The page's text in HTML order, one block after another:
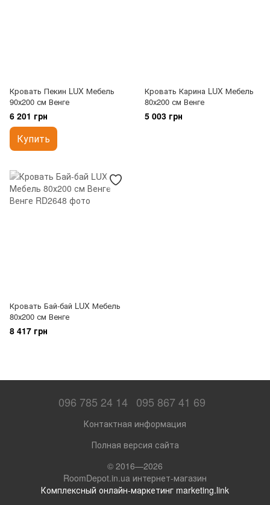
Кровать Пекин LUX Мебель
90х200 см Венге
6 201 грн
Купить
Кровать Карина LUX Мебель
80х200 см Венге
5 003 грн
Кровать Бай-бай LUX Мебель
80х200 см Венге
8 417 грн
096 785 24 14 095 867 41 69
Контактная информация
Полная версия сайта
© 2016—2026
RoomDepot.in.ua интернет-магазин
Комплексный онлайн-маркетинг marketing.link